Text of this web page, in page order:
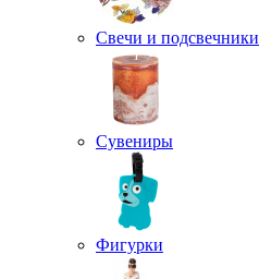
Свечи и подсвечники
Сувениры
Фигурки